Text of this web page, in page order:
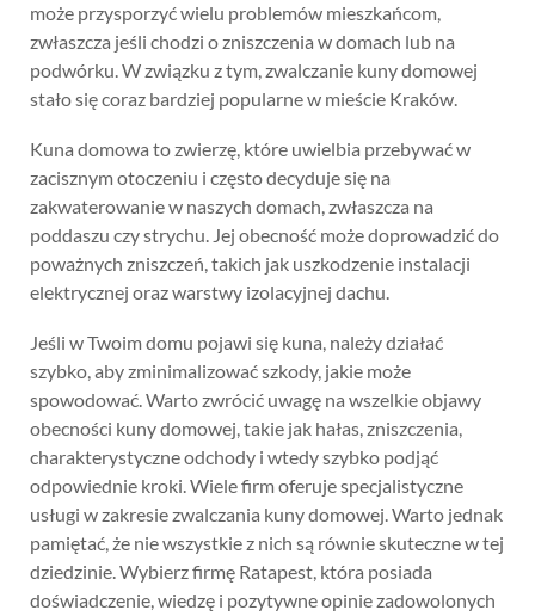
może przysporzyć wielu problemów mieszkańcom,
zwłaszcza jeśli chodzi o zniszczenia w domach lub na
podwórku. W związku z tym, zwalczanie kuny domowej
stało się coraz bardziej popularne w mieście Kraków.
Kuna domowa to zwierzę, które uwielbia przebywać w
zacisznym otoczeniu i często decyduje się na
zakwaterowanie w naszych domach, zwłaszcza na
poddaszu czy strychu. Jej obecność może doprowadzić do
poważnych zniszczeń, takich jak uszkodzenie instalacji
elektrycznej oraz warstwy izolacyjnej dachu.
Jeśli w Twoim domu pojawi się kuna, należy działać
szybko, aby zminimalizować szkody, jakie może
spowodować. Warto zwrócić uwagę na wszelkie objawy
obecności kuny domowej, takie jak hałas, zniszczenia,
charakterystyczne odchody i wtedy szybko podjąć
odpowiednie kroki. Wiele firm oferuje specjalistyczne
usługi w zakresie zwalczania kuny domowej. Warto jednak
pamiętać, że nie wszystkie z nich są równie skuteczne w tej
dziedzinie. Wybierz firmę Ratapest, która posiada
doświadczenie, wiedzę i pozytywne opinie zadowolonych